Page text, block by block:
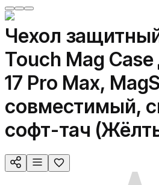
Чехол
Touch Mag
17 Pro Max,
совместимый,
софт-тач